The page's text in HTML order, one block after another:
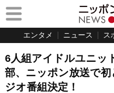
エンタメ ニュース ス
6人組アイドルユニッ
部、ニッポン放送で
ジオ番組決定！